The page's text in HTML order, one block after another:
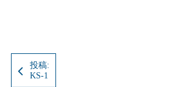
投稿:
KS-1